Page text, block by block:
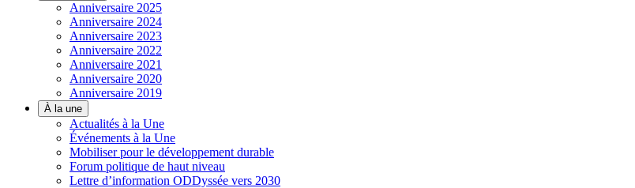
Anniversaire 2025
Anniversaire 2024
Anniversaire 2023
Anniversaire 2022
Anniversaire 2021
Anniversaire 2020
Anniversaire 2019
À la une
Actualités à la Une
Événements à la Une
Mobiliser pour le développement durable
Forum politique de haut niveau
Lettre d’information ODDyssée vers 2030